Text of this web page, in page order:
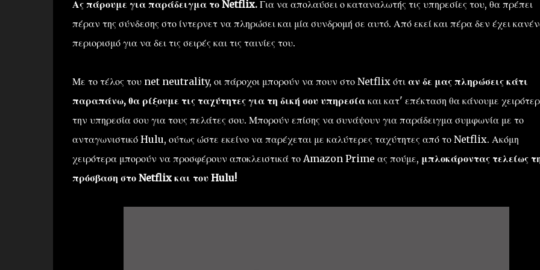
Ας πάρουμε για παράδειγμα το Netflix.Για να απολαύσει ο καταναλωτής τις υπηρεσίες του, θα πρέπει
πέραν της σύνδεσης στο ίντερνετ να πληρώσει και μία συνδρομή σε αυτό. Από εκεί και πέρα δεν έχει
περιορισμό για να δει τις σειρές και τις ταινίες του.
Με το τέλος του net neutrality, οι πάροχοι μπορούν να πουν στο Netflix ότι αν δε μας πληρώσεις κάτι
παραπάνω, θα ρίξουμε τις ταχύτητες για τη δική σου υπηρεσία και κατ' επέκταση θα κάνουμε
την υπηρεσία σου για τους πελάτες σου. Μπορούν επίσης να συνάψουν για παράδειγμα συμφωνία με το
ανταγωνιστικό Hulu, ούτως ώστε εκείνο να παρέχεται με καλύτερες ταχύτητες από το Netflix. Ακόμη
χειρότερα μπορούν να προσφέρουν αποκλειστικά το Amazon Prime ας πούμε, μπλοκάροντας τελείως
πρόσβαση στο Netflix και του Hulu!